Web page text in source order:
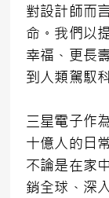
對設計師而
命。我們以
幸福、更長
到人類駕馭
三星電子作
十億人的日
不論是在家
銷全球、深